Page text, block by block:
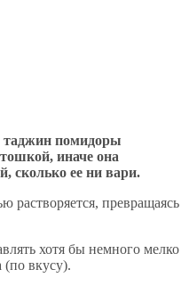
таджин помидоры
иначе она
сколько ее ни вари.
растворяется, превращаясь
хотя бы немного мелко
(по вкусу).